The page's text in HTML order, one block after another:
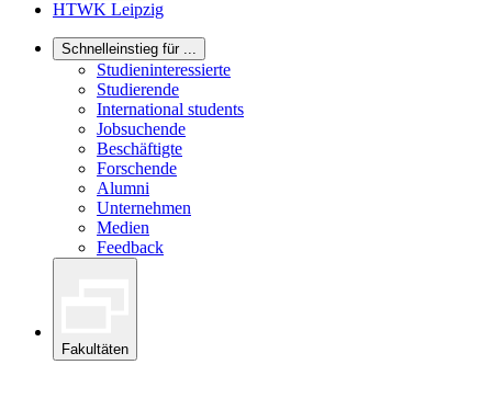
HTWK Leipzig
Schnelleinstieg für ...
Studieninteressierte
Studierende
International students
Jobsuchende
Beschäftigte
Forschende
Alumni
Unternehmen
Medien
Feedback
Fakultäten